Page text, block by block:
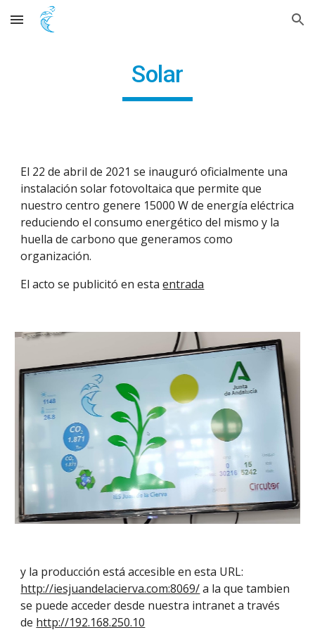
Skip to main content Skip to navigation
Solar
El 22 de abril de 2021 se inauguró oficialmente una
instalación solar fotovoltaica que permite que
nuestro centro genere 15000 W de energía eléctrica
reduciendo el consumo energético del mismo y la
huella de carbono que generamos como
organización.
El acto se publicitó en esta entrada
y la producción está accesible en esta URL:
http://iesjuandelacierva.com:8069/a la que tambien
se puede acceder desde nuestra intranet a través
de http://192.168.250.10